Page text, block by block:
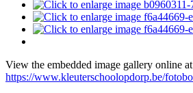
View the embedded image gallery online
https://www.kleuterschoolopdorp.be/